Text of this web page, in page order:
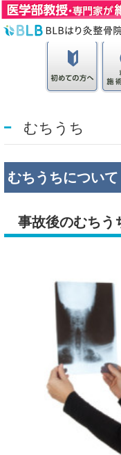
むちうち
むちうちについて
事故後のむちう